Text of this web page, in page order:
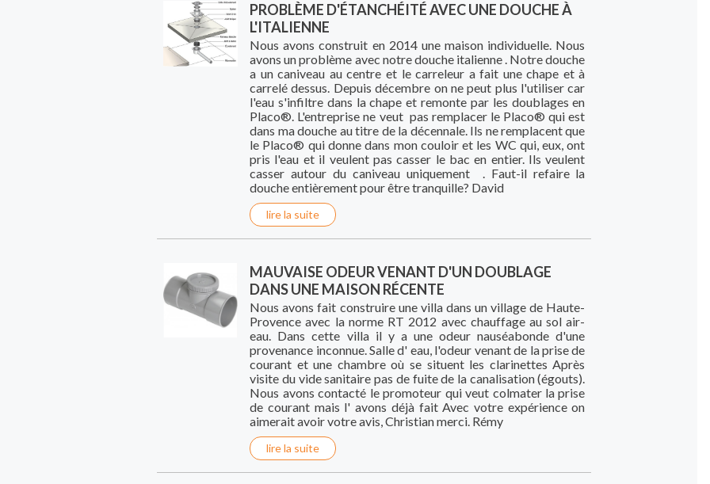
PROBLÈME D'ÉTANCHÉITÉ AVEC UNE DOUCHE À
L'ITALIENNE
Nous avons construit en 2014 une maison individuelle. Nous
avons un problème avec notre douche italienne . Notre douche
a un caniveau au centre et le carreleur a fait une chape et à
carrelé dessus. Depuis décembre on ne peut plus l'utiliser car
l'eau s'infiltre dans la chape et remonte par les doublages en
Placo®. L'entreprise ne veut pas remplacer le Placo® qui est
dans ma douche au titre de la décennale. Ils ne remplacent que
le Placo® qui donne dans mon couloir et les WC qui, eux, ont
pris l'eau et il veulent pas casser le bac en entier. Ils veulent
casser autour du caniveau uniquement . Faut-il refaire la
douche entièrement pour être tranquille? David
lire la suite
MAUVAISE ODEUR VENANT D'UN DOUBLAGE
DANS UNE MAISON RÉCENTE
Nous avons fait construire une villa dans un village de Haute-
Provence avec la norme RT 2012 avec chauffage au sol air-
eau. Dans cette villa il y a une odeur nauséabonde d'une
provenance inconnue. Salle d' eau, l'odeur venant de la prise de
courant et une chambre où se situent les clarinettes Après
visite du vide sanitaire pas de fuite de la canalisation (égouts).
Nous avons contacté le promoteur qui veut colmater la prise
de courant mais l' avons déjà fait Avec votre expérience on
aimerait avoir votre avis, Christian merci. Rémy
lire la suite